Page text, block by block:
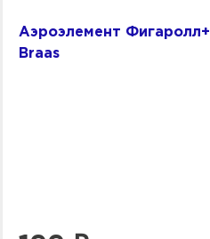
Аэроэлемент Фигаролл+
Braas